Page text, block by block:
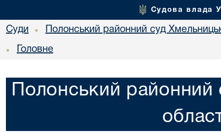
Судова влада
Суди • Полонський районний суд
• Головне
Полонський районний